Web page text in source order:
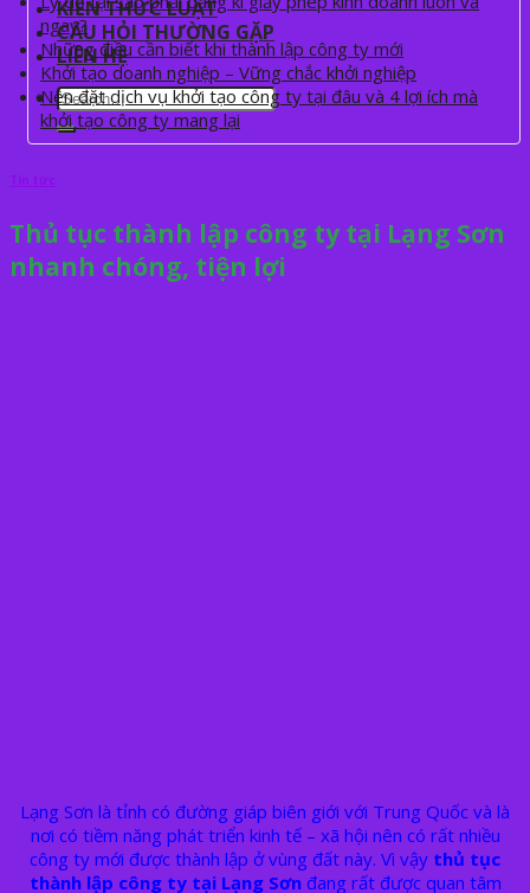
KIẾN THỨC LUẬT
CÂU HỎI THƯỜNG GẶP
LIÊN HỆ
ngay?
Những điều cần biết khi thành lập công ty mới
Khởi tạo doanh nghiệp – Vững chắc khởi nghiệp
Nên đặt dịch vụ khởi tạo công ty tại đâu và 4 lợi ích mà
khởi tạo công ty mang lại
Tin tức
Thủ tục thành lập công ty tại Lạng Sơn
nhanh chóng, tiện lợi
Lạng Sơn là tỉnh có đường giáp biên giới với Trung Quốc và là
nơi có tiềm năng phát triển kinh tế – xã hội nên có rất nhiều
công ty mới được thành lập ở vùng đất này. Vì vậy thủ tục
thành lập công ty tại Lạng Sơnđang rất được quan tâm